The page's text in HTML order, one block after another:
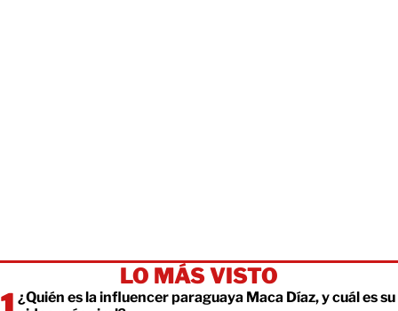
LO MÁS VISTO
¿Quién es la influencer paraguaya Maca Díaz, y cuál es su